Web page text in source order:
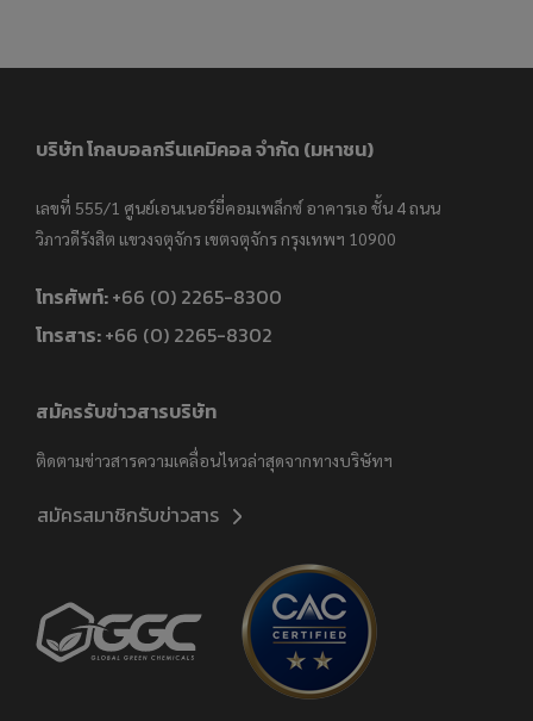
บริษัท โกลบอลกรีนเคมิคอล จำกัด (มหาชน)
เลขที่ 555/1 ศูนย์เอนเนอร์ยี่คอมเพล็กซ์ อาคารเอ ชั้น 4 ถนน
วิภาวดีรังสิต แขวงจตุจักร เขตจตุจักร กรุงเทพฯ 10900
โทรศัพท์:+66 (0) 2265-8300
โทรสาร:+66 (0) 2265-8302
สมัครรับข่าวสารบริษัท
ติดตามข่าวสารความเคลื่อนไหวล่าสุดจากทางบริษัทฯ
สมัครสมาชิกรับข่าวสาร